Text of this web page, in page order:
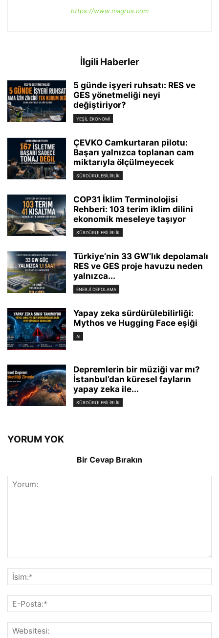
https://www.magrus.com
İlgili Haberler
5 günde işyeri ruhsatı: RES ve
GES yönetmeliği neyi
değiştiriyor?
YEŞIL EKONOMI
ÇEVKO Camkurtaran pilotu:
Başarı yalnızca toplanan cam
miktarıyla ölçülmeyecek
SÜRDÜRÜLEBILIRLIK
COP31 İklim Terminolojisi
Rehberi: 103 terim iklim dilini
ekonomik meseleye taşıyor
SÜRDÜRÜLEBILIRLIK
Türkiye’nin 33 GW’lık depolamalı
RES ve GES proje havuzu neden
yalnızca...
ENERJI DEPOLAMA
Yapay zeka sürdürülebilirliği:
Mythos ve Hugging Face eşiği
AI
Depremlerin bir müziği var mı?
İstanbul’dan küresel fayların
yapay zeka ile...
SÜRDÜRÜLEBILIRLIK
YORUM YOK
Bir Cevap Bırakın